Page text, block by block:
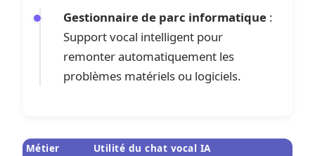
Gestionnaire de parc informatique :
Support vocal intelligent pour
remonter automatiquement les
problèmes matériels ou logiciels.
Métier Utilité du chat vocal IA